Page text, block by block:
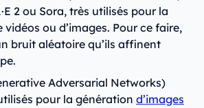
2 ou Sora, très utilisés pour la
ou d’images. Pour ce faire,
bruit aléatoire qu’ils affinent
Adversarial Networks)
pour la génération d’images